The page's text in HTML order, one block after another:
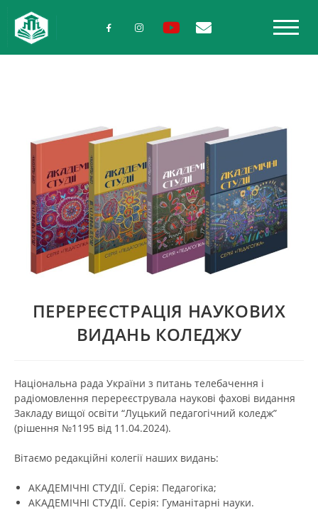
ПЕРЕРЕЄСТРАЦІЯ НАУКОВИХ
ВИДАНЬ КОЛЕДЖУ
Національна рада України з питань телебачення і
радіомовлення перереєструвала наукові фахові видання
Закладу вищої освіти “Луцький педагогічний коледж”
(рішення №1195 від 11.04.2024).
Вітаємо редакційні колегії наших видань:
АКАДЕМІЧНІ СТУДІЇ. Серія: Педагогіка;
АКАДЕМІЧНІ СТУДІЇ. Серія: Гуманітарні науки.